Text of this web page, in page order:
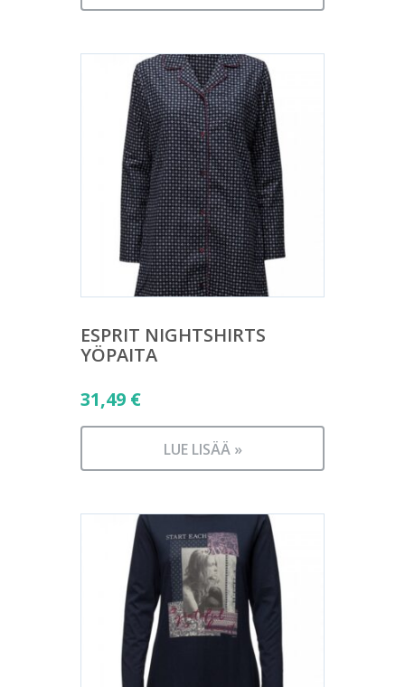
ESPRIT NIGHTSHIRTS
YÖPAITA
31,49 €
LUE LISÄÄ »